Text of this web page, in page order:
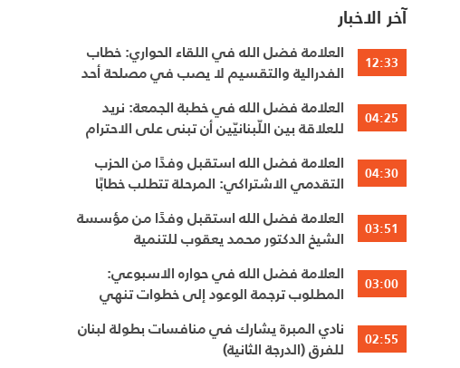
آخر الاخبار
12:33
العلامة فضل الله في اللقاء الحواري: خطاب
الفدرالية والتقسيم لا يصب في مصلحة أحد
04:25
العلامة فضل الله في خطبة الجمعة: نريد
للعلاقة بين اللّبنانيّين أن تبنى على الاحترام
04:30
العلامة فضل الله استقبل وفدًا من الحزب
التقدمي الاشتراكي: المرحلة تتطلب خطابًا
03:51
العلامة فضل الله استقبل وفدًا من مؤسسة
الشيخ الدكتور محمد يعقوب للتنمية
03:00
العلامة فضل الله في حواره الاسبوعي:
المطلوب ترجمة الوعود إلى خطوات تنهي
02:55
نادي المبرة يشارك في منافسات بطولة لبنان
للفرق (الدرجة الثانية)